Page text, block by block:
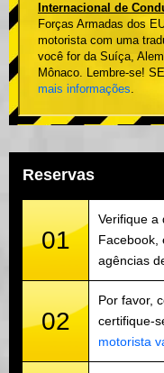
Internacional de
Forças Armadas dos
motorista com uma
você for da Suíça,
Mônaco. Lembre-se!
mais informações.
Reservas
01
Verifique a
Facebook,
agências
02
Por favor,
certifique-
motorista